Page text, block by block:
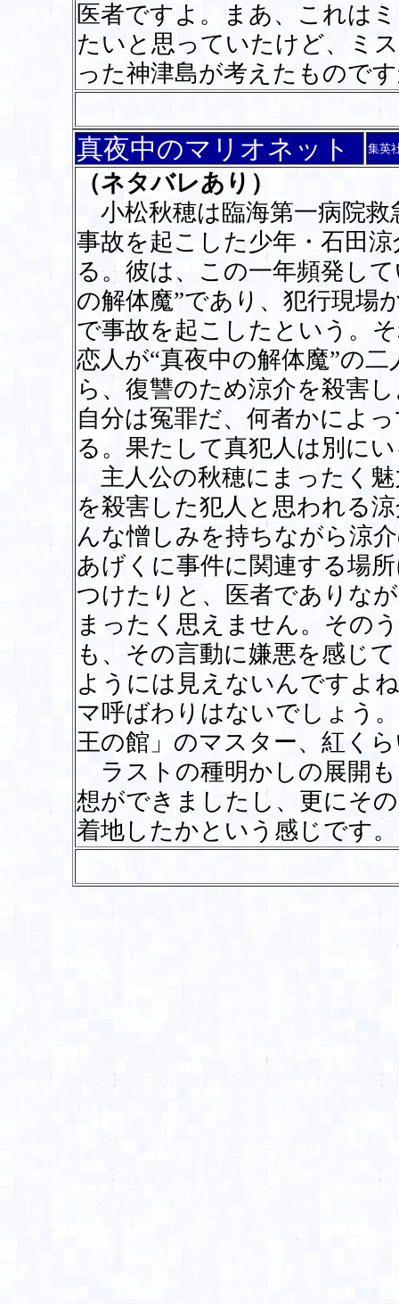
医者ですよ。まあ、これは
たいと思っていたけど、ミ
った神津島が考えたもので
真夜中のマリオネット 集英
（ネタバレあり）
小松秋穂は臨海第一病院救
事故を起こした少年・石田
る。彼は、この一年頻発し
の解体魔”であり、犯行現場
で事故を起こしたという。
恋人が“真夜中の解体魔”の
ら、復讐のため涼介を殺害
自分は冤罪だ、何者かによ
る。果たして真犯人は別に
主人公の秋穂にまったく
を殺害した犯人と思われる
んな憎しみを持ちながら涼
あげくに事件に関連する場
つけたりと、医者でありな
まったく思えません。その
も、その言動に嫌悪を感じ
ようには見えないんですよ
マ呼ばわりはないでしょう
王の館」のマスター、紅く
ラストの種明かしの展開
想ができましたし、更にそ
着地したかという感じです